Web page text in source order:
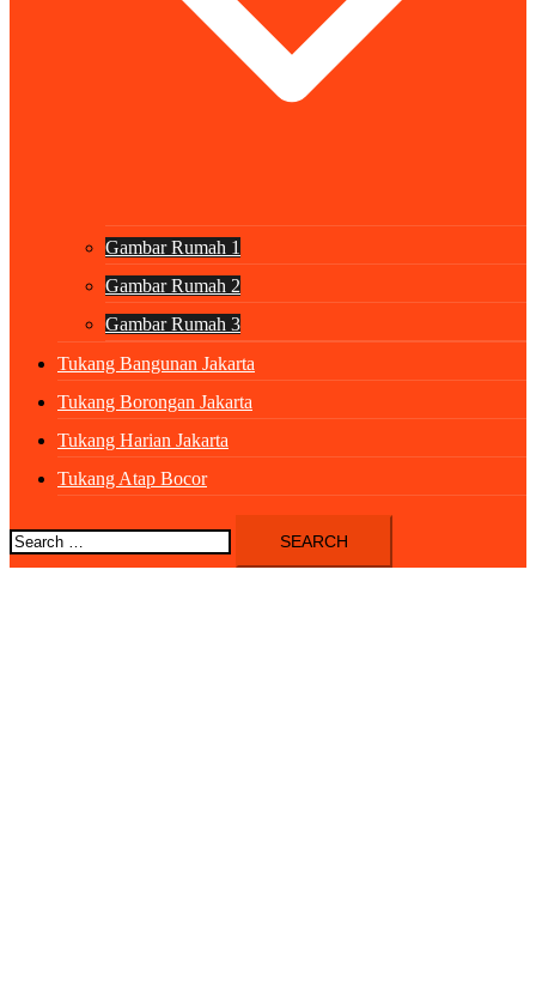
Gambar Rumah 1
Gambar Rumah 2
Gambar Rumah 3
Tukang Bangunan Jakarta
Tukang Borongan Jakarta
Tukang Harian Jakarta
Tukang Atap Bocor
Search
for: